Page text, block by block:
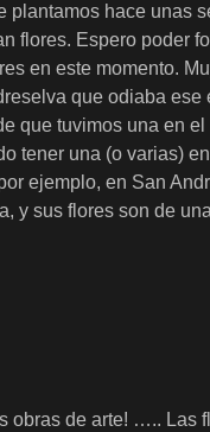
hace unas
flores. Espero poder
en este momento.
que odiaba
que tuvimos una en
tener una (o varias)
ejemplo, en San
y sus flores son de
obras de arte! ….. Las